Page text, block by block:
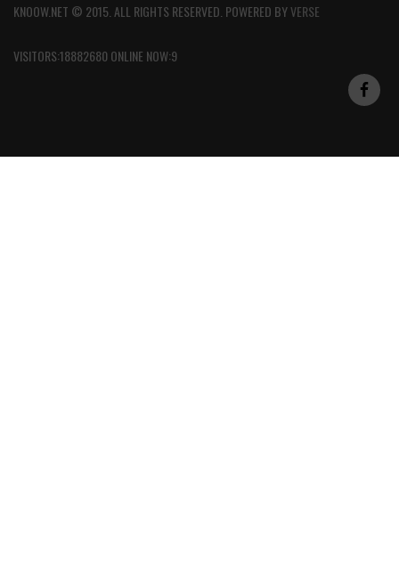
KNOOW.NET © 2015. ALL RIGHTS RESERVED. POWERED BYVERSE
VISITORS:18882680 ONLINE NOW:9